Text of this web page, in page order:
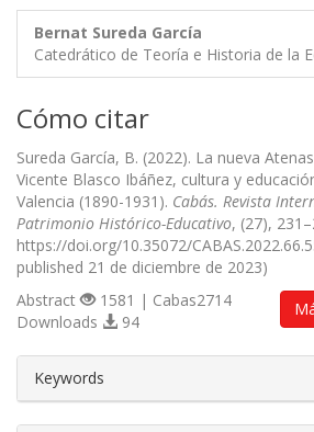
Bernat Sureda García
Catedrático de Teoría e Historia de la
Cómo citar
Sureda García, B. (2022). La nueva
Vicente Blasco Ibáñez, cultura y
Valencia (1890-1931). Cabás. Revista
Patrimonio Histórico-Educativo, (27),
https://doi.org/10.35072/
published 21 de diciembre de 2023)
Abstract
1581 | Cabas2714
Downloads
94
Keywords